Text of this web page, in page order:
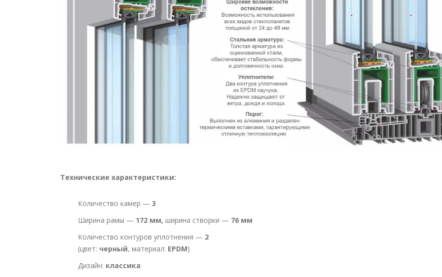
Технические характеристики:
Количество камер — 3
Ширина рамы — 172 мм, ширина створки — 76 мм
Количество контуров уплотнения — 2
(цвет: черный, материал: EPDM)
Дизайн: классика